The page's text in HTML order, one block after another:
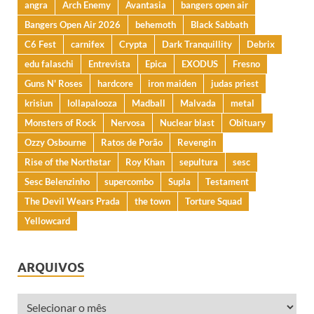
angra Arch Enemy Avantasia
bangers open air
Bangers Open Air 2026
behemoth
Black Sabbath
C6 Fest
carnifex Crypta Dark Tranquillity
Debrix
edu falaschi
Entrevista Epica EXODUS
Fresno
Guns N' Roses
hardcore iron maiden
judas priest
krisiun
lollapalooza Madball Malvada
metal
Monsters of Rock
Nervosa Nuclear blast
Obituary
Ozzy Osbourne
Ratos de Porão
Revengin
Rise of the Northstar
Roy Khan sepultura
sesc
Sesc Belenzinho
supercombo Supla
Testament
The Devil Wears Prada
the town
Torture Squad
Yellowcard
ARQUIVOS